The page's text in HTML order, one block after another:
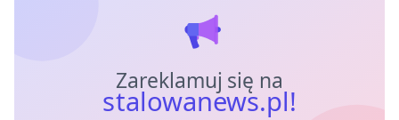
Zareklamuj się na
stalowanews.pl!